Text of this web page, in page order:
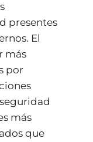
presentes
El
más
por
más
que